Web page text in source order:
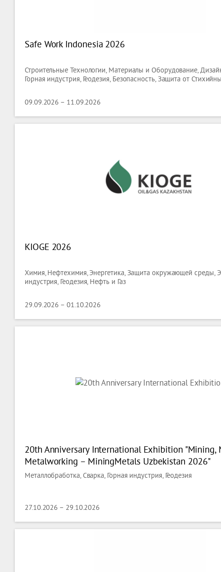
Safe Work Indonesia 2026
Строительные Технологии, Материалы и Оборудование,
Горная индустрия, Геодезия, Безопасность, Защита от
09.09.2026 – 11.09.2026
KIOGE 2026
Химия, Нефтехимия, Энергетика, Защита окружающей среды,
индустрия, Геодезия, Нефть и Газ
29.09.2026 – 01.10.2026
20th Anniversary International Exhibition "Mining,
Metalworking – MiningMetals Uzbekistan 2026"
Металлобработка, Сварка, Горная индустрия, Геодезия
27.10.2026 – 29.10.2026